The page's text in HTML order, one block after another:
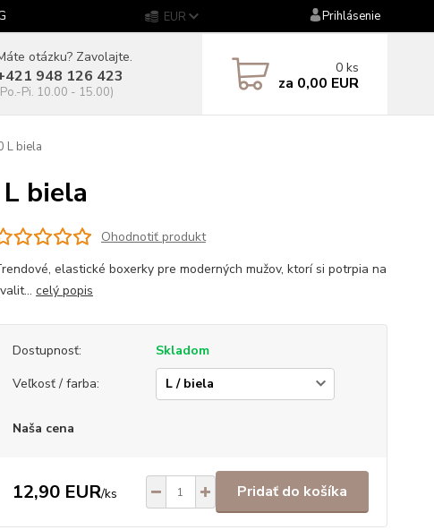
EUR Prihlásenie
otázku? Zavolajte.
948 126 423
Pi. 10.00 - 15.00)
0 ks
za 0,00 EUR
L biela
biela
Ohodnotiť produkt
elastické boxerky pre moderných mužov, ktorí si potrpia na
celý popis
Dostupnosť:
Skladom
Veľkosť / farba:
Naša cena
12,90 EUR/ks Pridať do košíka